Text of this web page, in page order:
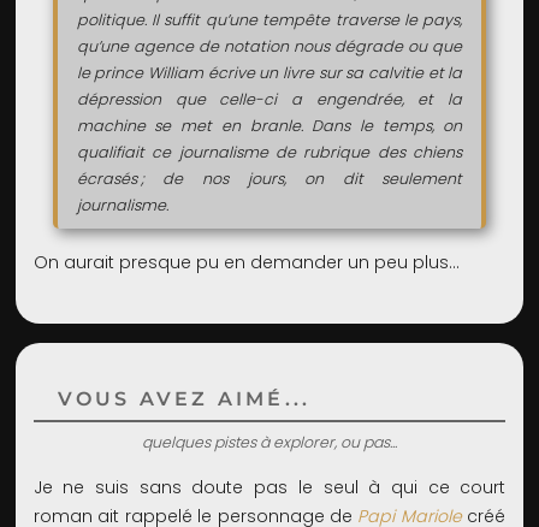
politique. Il suffit qu’une tempête traverse le pays,
qu’une agence de notation nous dégrade ou que
le prince William écrive un livre sur sa calvitie et la
dépression que celle-ci a engendrée, et la
machine se met en branle. Dans le temps, on
qualifiait ce journalisme de rubrique des chiens
écrasés ; de nos jours, on dit seulement
journalisme.
On aurait presque pu en demander un peu plus…
VOUS AVEZ AIMÉ...
quelques pistes à explorer, ou pas...
Je ne suis sans doute pas le seul à qui ce court
roman ait rappelé le personnage de Papi Mariolecréé